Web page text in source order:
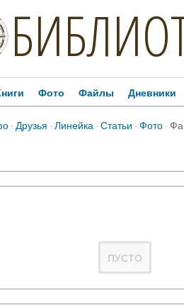
Фото Файлы Дневники
· Друзья ·Линейка ·Статьи ·Фото·
ПУСТО